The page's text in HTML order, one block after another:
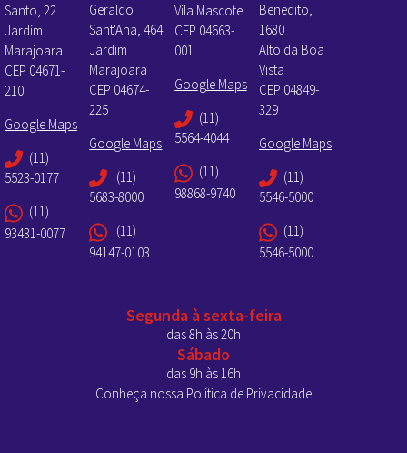
Santo, 22
Jardim
Marajoara
CEP 04671-
210
Google Maps
(11)
5523-0177
(11)
93431-0077
Geraldo
Sant'Ana, 464
Jardim
Marajoara
CEP 04674-
225
Google Maps
(11)
5683-8000
(11)
94147-0103
Vila Mascote
CEP 04663-
001
Google Maps
(11)
5564-4044
(11)
98868-9740
Benedito,
1680
Alto da Boa
Vista
CEP 04849-
329
Google Maps
(11)
5546-5000
(11)
5546-5000
Segunda à sexta-feira
das 8h às 20h
Sábado
das 9h às 16h
Conheça nossa Política de Privacidade